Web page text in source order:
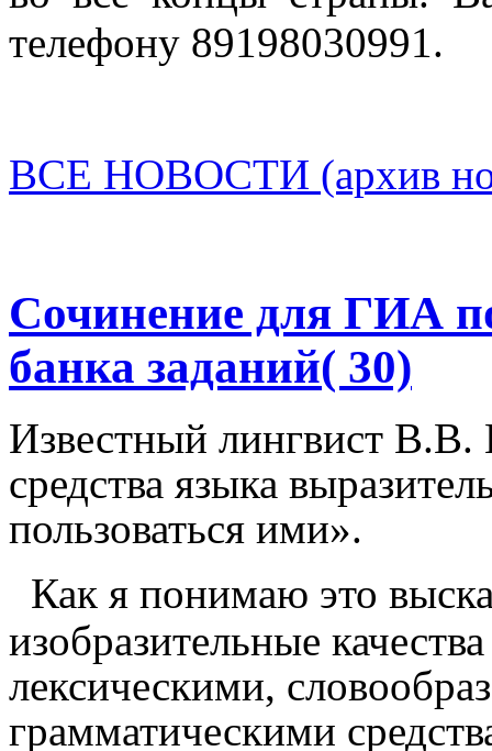
телефону 89198030991.
ВСЕ НОВОСТИ (архив
Сочинение для ГИА
банка заданий( 30)
Известный лингвист В.В.
средства языка
пользоваться ими».
Как я понимаю это
изобразительные
лексическими,
грамматическими